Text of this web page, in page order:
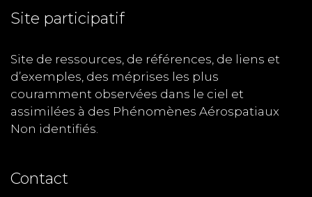
Site participatif
Site de ressources, de références, de liens et
d’exemples, des méprises les plus
couramment observées dans le ciel et
assimilées à des Phénomènes Aérospatiaux
Non identifiés.
Contact